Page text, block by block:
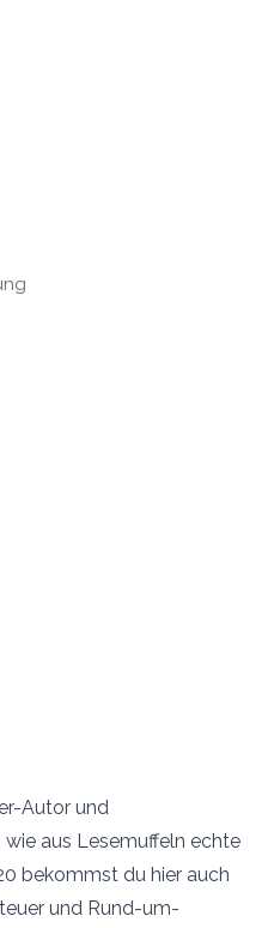
Autor und
aus Lesemuffeln echte
bekommst du hier auch
und Rund-um-